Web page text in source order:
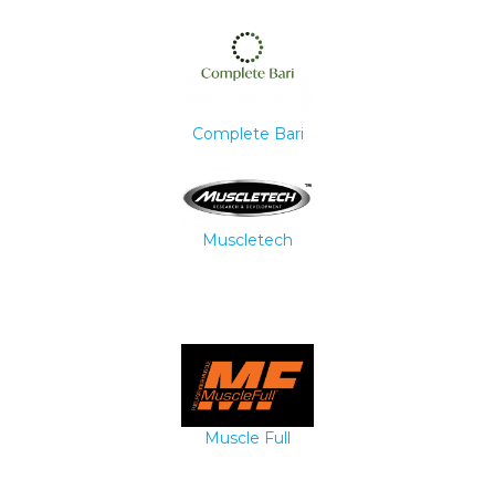
Complete Bari
Muscletech
Muscle Full